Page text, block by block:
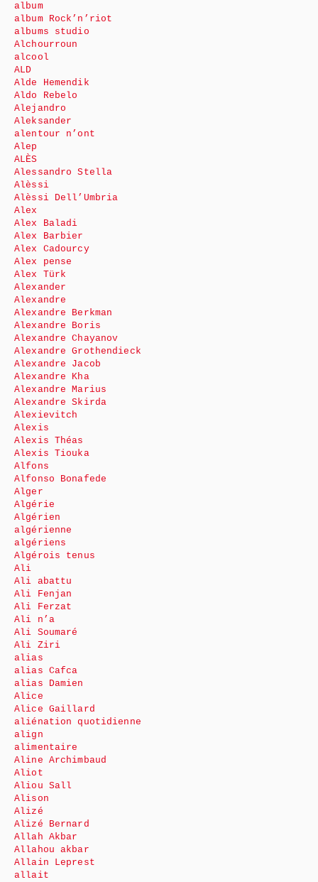
album
album Rock’n’riot
albums studio
Alchourroun
alcool
ALD
Alde Hemendik
Aldo Rebelo
Alejandro
Aleksander
alentour n’ont
Alep
ALÈS
Alessandro Stella
Alèssi
Alèssi Dell’Umbria
Alex
Alex Baladi
Alex Barbier
Alex Cadourcy
Alex pense
Alex Türk
Alexander
Alexandre
Alexandre Berkman
Alexandre Boris
Alexandre Chayanov
Alexandre Grothendieck
Alexandre Jacob
Alexandre Kha
Alexandre Marius
Alexandre Skirda
Alexievitch
Alexis
Alexis Théas
Alexis Tiouka
Alfons
Alfonso Bonafede
Alger
Algérie
Algérien
algérienne
algériens
Algérois tenus
Ali
Ali abattu
Ali Fenjan
Ali Ferzat
Ali n’a
Ali Soumaré
Ali Ziri
alias
alias Cafca
alias Damien
Alice
Alice Gaillard
aliénation quotidienne
align
alimentaire
Aline Archimbaud
Aliot
Aliou Sall
Alison
Alizé
Alizé Bernard
Allah Akbar
Allahou akbar
Allain Leprest
allait